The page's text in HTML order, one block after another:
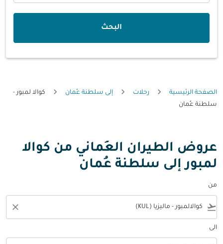
البحث
الصفحة الرئيسية رحلات إلى سلطنة عُمان
كوالا لمبور -
سلطنة عُمان
عروض الطيران العُماني من كوالا
لمبور إلى سلطنة عُمان
من
flight_takeoff
close
الى